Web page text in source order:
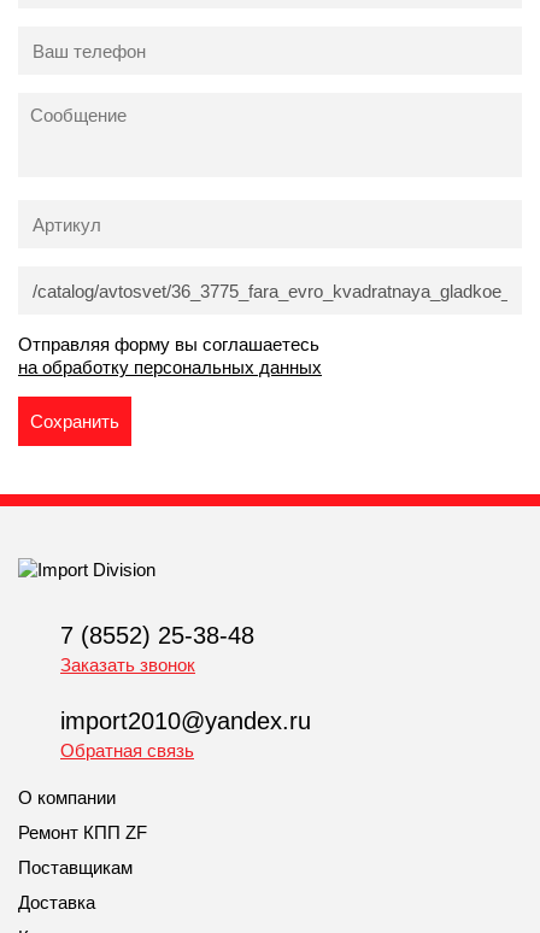
Отправляя форму вы соглашаетесь
на обработку персональных данных
7 (8552) 25-38-48
Заказать звонок
import2010@yandex.ru
Обратная связь
О компании
Ремонт КПП ZF
Поставщикам
Доставка